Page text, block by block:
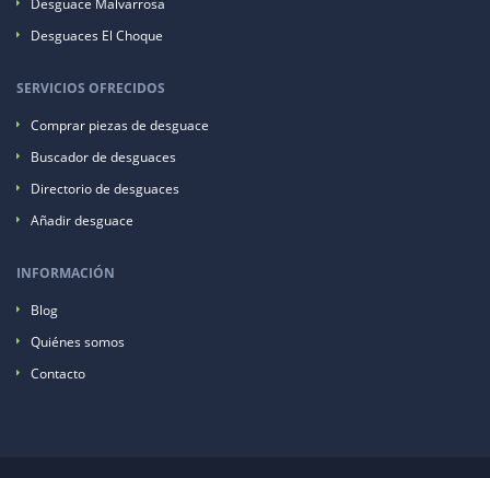
Desguaces El Choque
SERVICIOS OFRECIDOS
Comprar piezas de desguace
Buscador de desguaces
Directorio de desguaces
Añadir desguace
INFORMACIÓN
Blog
Quiénes somos
Contacto